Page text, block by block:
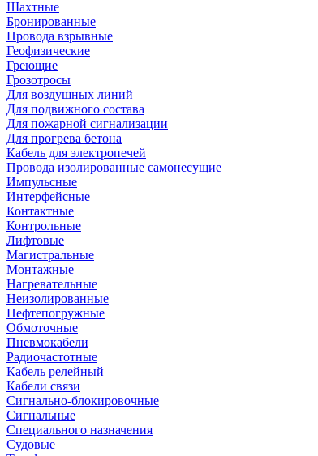
Шахтные
Бронированные
Провода взрывные
Геофизические
Греющие
Грозотросы
Для воздушных линий
Для подвижного состава
Для пожарной сигнализации
Для прогрева бетона
Кабель для электропечей
Провода изолированные самонесущие
Импульсные
Интерфейсные
Контактные
Контрольные
Лифтовые
Магистральные
Монтажные
Нагревательные
Неизолированные
Нефтепогружные
Обмоточные
Пневмокабели
Радиочастотные
Кабель релейный
Кабели связи
Сигнально-блокировочные
Сигнальные
Специального назначения
Судовые